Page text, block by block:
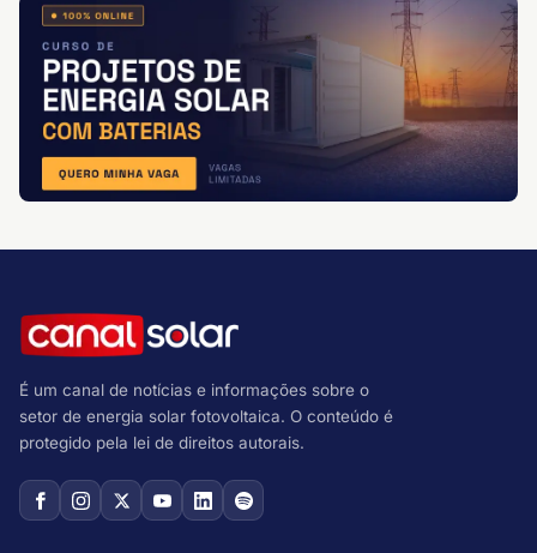
É um canal de notícias e informações sobre o
setor de energia solar fotovoltaica. O conteúdo é
protegido pela lei de direitos autorais.